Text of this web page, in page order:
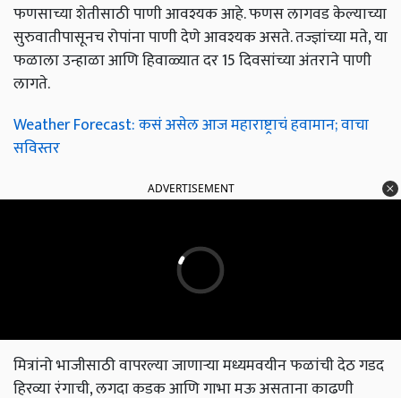
फणसाच्या शेतीसाठी पाणी आवश्यक आहे. फणस लागवड केल्याच्या
सुरुवातीपासूनच रोपांना पाणी देणे आवश्यक असते. तज्ज्ञांच्या मते, या
फळाला उन्हाळा आणि हिवाळ्यात दर 15 दिवसांच्या अंतराने पाणी
लागते.
Weather Forecast: कसं असेल आज महाराष्ट्राचं हवामान; वाचा
सविस्तर
ADVERTISEMENT
मित्रांनो भाजीसाठी वापरल्या जाणार्‍या मध्यमवयीन फळांची देठ गडद
हिरव्या रंगाची, लगदा कडक आणि गाभा मऊ असताना काढणी